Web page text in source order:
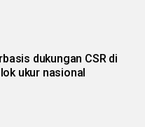
dukungan CSR di
ukur nasional